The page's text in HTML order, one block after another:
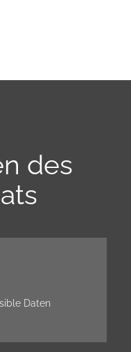
des
Daten